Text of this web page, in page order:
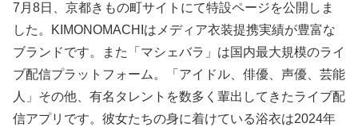
7月8日、京都きもの町サイトにて特設ページを公開しま
した。KIMONOMACHIはメディア衣装提携実績が豊富な
ブランドです。また「マシェバラ」は国内最大規模のライ
ブ配信プラットフォーム。「アイドル、俳優、声優、芸能
人」その他、有名タレントを数多く輩出してきたライブ配
信アプリです。彼女たちの身に着けている浴衣は2024年